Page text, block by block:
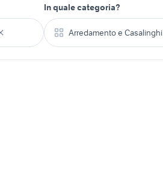
In quale categoria?
Arredamento e Casalinghi